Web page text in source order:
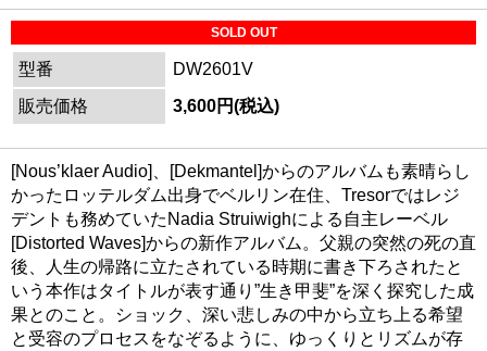
SOLD OUT
型番
DW2601V
販売価格
3,600円(税込)
[Nous’klaer Audio]、[Dekmantel]からのアルバムも素晴らし
かったロッテルダム出身でベルリン在住、Tresorではレジ
デントも務めていたNadia Struiwighによる自主レーベル
[Distorted Waves]からの新作アルバム。父親の突然の死の直
後、人生の帰路に立たされている時期に書き下ろされたと
いう本作はタイトルが表す通り”生き甲斐”を深く探究した成
果とのこと。ショック、深い悲しみの中から立ち上る希望
と受容のプロセスをなぞるように、ゆっくりとリズムが存